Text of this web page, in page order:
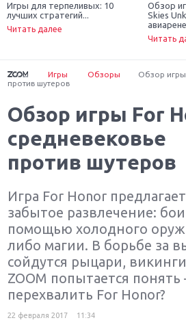
Игры для терпеливых: 10
лучших стратегий...
Читать далее
Обзор
Skies
Читать
Игры Обзоры
Обзор игры
против шутеров
Обзор игры For
средневековье
против шутеров
Игра For Honor
забытое развлечение:
помощью холодного
либо магии. В борьбе за
сойдутся рыцари,
ZOOM попытается
перехвалить For Honor?
22 февраля 2017 11:34